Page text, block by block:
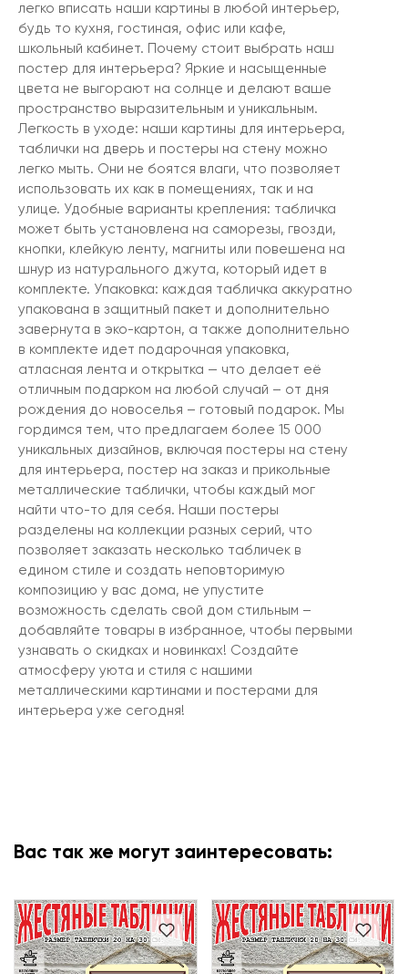
легко вписать наши картины в любой интерьер,
будь то кухня, гостиная, офис или кафе,
школьный кабинет. Почему стоит выбрать наш
постер для интерьера? Яркие и насыщенные
цвета не выгорают на солнце и делают ваше
пространство выразительным и уникальным.
Легкость в уходе: наши картины для интерьера,
таблички на дверь и постеры на стену можно
легко мыть. Они не боятся влаги, что позволяет
использовать их как в помещениях, так и на
улице. Удобные варианты крепления: табличка
может быть установлена на саморезы, гвозди,
кнопки, клейкую ленту, магниты или повешена на
шнур из натурального джута, который идет в
комплекте. Упаковка: каждая табличка аккуратно
упакована в защитный пакет и дополнительно
завернута в эко-картон, а также дополнительно
в комплекте идет подарочная упаковка,
атласная лента и открытка — что делает её
отличным подарком на любой случай – от дня
рождения до новоселья – готовый подарок. Мы
гордимся тем, что предлагаем более 15 000
уникальных дизайнов, включая постеры на стену
для интерьера, постер на заказ и прикольные
металлические таблички, чтобы каждый мог
найти что-то для себя. Наши постеры
разделены на коллекции разных серий, что
позволяет заказать несколько табличек в
едином стиле и создать неповторимую
композицию у вас дома, не упустите
возможность сделать свой дом стильным –
добавляйте товары в избранное, чтобы первыми
узнавать о скидках и новинках! Создайте
атмосферу уюта и стиля с нашими
металлическими картинами и постерами для
интерьера уже сегодня!
Вас так же могут заинтересовать: